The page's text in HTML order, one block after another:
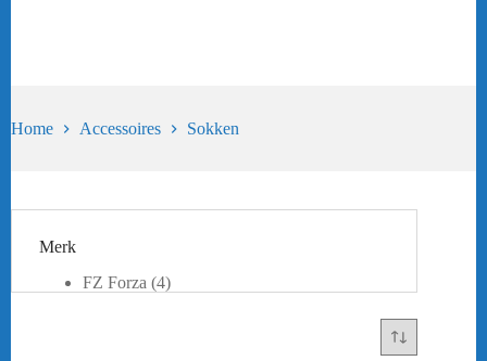
Home Accessoires Sokken
Merk
FZ Forza (4)